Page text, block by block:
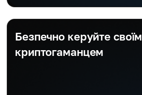
Безпечно керуйте своїм
криптогаманцем